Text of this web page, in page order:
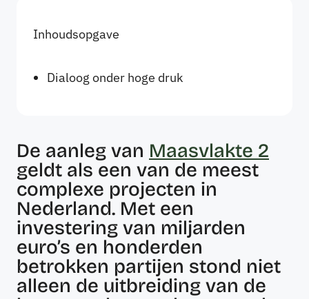
Inhoudsopgave
Dialoog onder hoge druk
De aanleg van Maasvlakte 2
geldt als een van de meest
complexe projecten in
Nederland. Met een
investering van miljarden
euro’s en honderden
betrokken partijen stond niet
alleen de uitbreiding van de